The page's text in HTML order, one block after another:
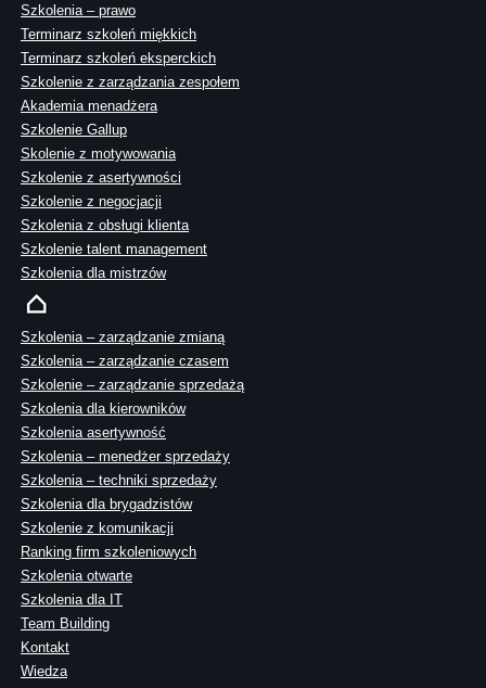
Szkolenia – prawo
Terminarz szkoleń miękkich
Terminarz szkoleń eksperckich
Szkolenie z zarządzania zespołem
Akademia menadżera
Szkolenie Gallup
Skolenie z motywowania
Szkolenie z asertywności
Szkolenie z negocjacji
Szkolenia z obsługi klienta
Szkolenie talent management
Szkolenia dla mistrzów
Szkolenia – zarządzanie zmianą
Szkolenia – zarządzanie czasem
Szkolenie – zarządzanie sprzedażą
Szkolenia dla kierowników
Szkolenia asertywność
Szkolenia – menedżer sprzedaży
Szkolenia – techniki sprzedaży
Szkolenia dla brygadzistów
Szkolenie z komunikacji
Ranking firm szkoleniowych
Szkolenia otwarte
Szkolenia dla IT
Team Building
Kontakt
Wiedza